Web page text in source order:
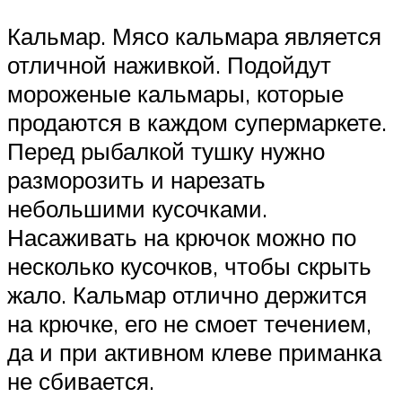
Кальмар. Мясо кальмара является
отличной наживкой. Подойдут
мороженые кальмары, которые
продаются в каждом супермаркете.
Перед рыбалкой тушку нужно
разморозить и нарезать
небольшими кусочками.
Насаживать на крючок можно по
несколько кусочков, чтобы скрыть
жало. Кальмар отлично держится
на крючке, его не смоет течением,
да и при активном клеве приманка
не сбивается.